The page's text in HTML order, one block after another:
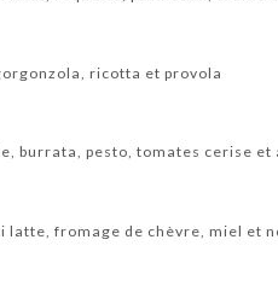
ricotta et provola
burrata, pesto, tomates cerise et
latte, fromage de chèvre, miel et